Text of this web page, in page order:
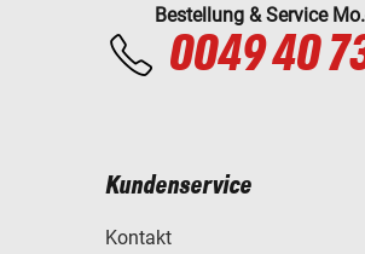
Bestellung & Service
0049 40
Kundenservice
Kontakt